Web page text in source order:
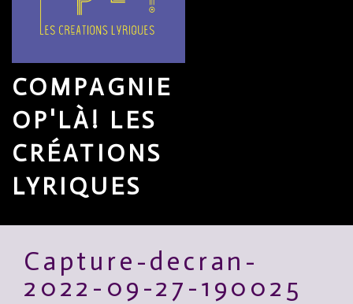
COMPAGNIE
OP'LÀ! LES
CRÉATIONS
LYRIQUES
Navigation
Capture-decran-
2022-09-27-190025